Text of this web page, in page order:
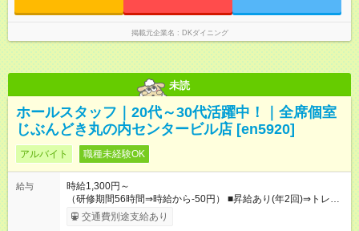
掲載元企業名 DKダイニング
未読
ホールスタッフ｜20代～30代活躍中！｜全席個室
じぶんどき丸の内センタービル店 [en5920]
アルバイト 職種未経験OK
給与
時給1,300円～
（研修期間56時間⇒時給から-50円） ■昇給あり(年2回)⇒トレー
ナーになったら…通常時給+300円UP↑↑ ■1食200円食事補助あり
■系列店で使える社割あり ■友人紹介制度あり(規定あり) │スタ
交通費別途支給あり